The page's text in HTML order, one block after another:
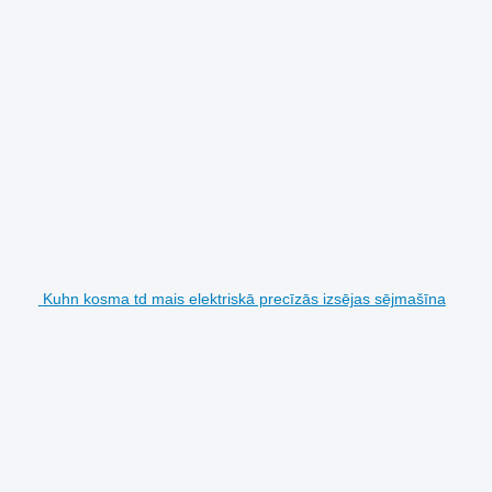
Kuhn kosma td mais elektriskā precīzās izsējas sējmašīna